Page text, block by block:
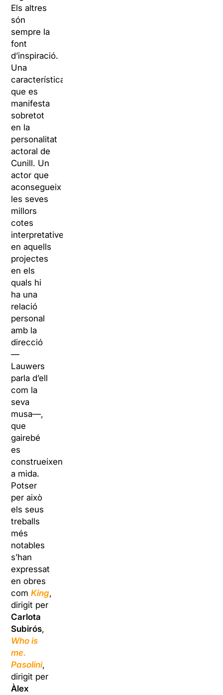
Els altres
són
sempre la
font
d’inspiració.
Una
característica
que es
manifesta
sobretot
en la
personalitat
actoral de
Cunill. Un
actor que
aconsegueix
les seves
millors
cotes
interpretatives
en aquells
projectes
en els
quals hi
ha una
relació
personal
amb la
direcció
—
Lauwers
parla d’ell
com la
seva
musa—,
que
gairebé
es
construeixen
a mida.
Potser
per això
els seus
treballs
més
notables
s’han
expressat
en obres
comKing,
dirigit per
Carlota
Subirós,
Who is
me.
Pasolini,
dirigit per
Àlex